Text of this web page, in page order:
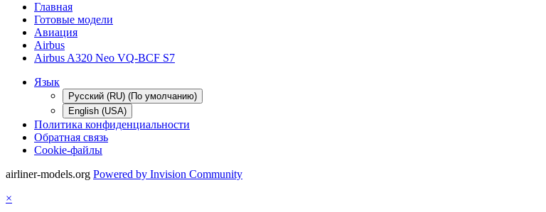
Главная
Готовые модели
Авиация
Airbus
Airbus A320 Neo VQ-BCF S7
Язык
Русский (RU) (По умолчанию)
English (USA)
Политика конфиденциальности
Обратная связь
Cookie-файлы
airliner-models.org Powered by Invision Community
×